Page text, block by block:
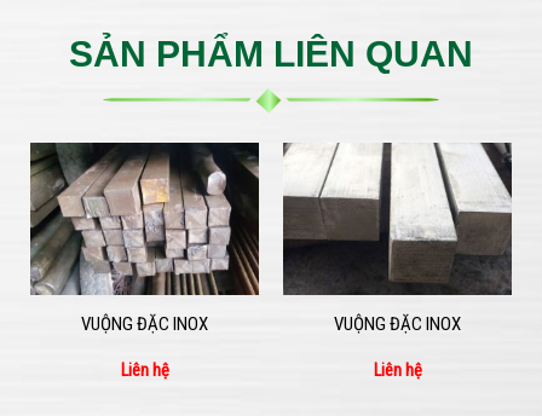
SẢN PHẨM LIÊN QUAN
VUỘNG ĐẶC INOX
Liên hệ
VUỘNG ĐẶC INOX
Liên hệ